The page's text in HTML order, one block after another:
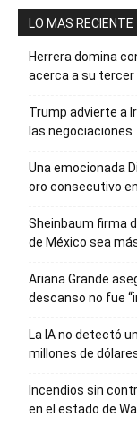
LO MAS RECIENTE
Herrera domina
acerca a su
Trump advierte a
las negociaciones
Una emocionada
oro consecutivo
Sheinbaum firma
de México sea
Ariana Grande
descanso no fue
La IA no detectó
millones de
Incendios sin
en el estado de